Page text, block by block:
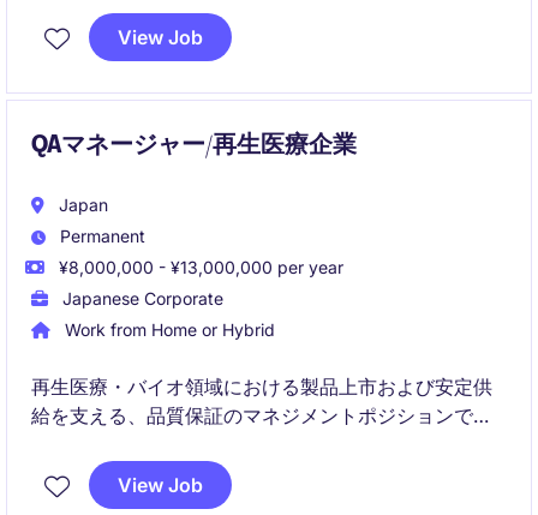
実務支援にとどまらず、課題整理や業務プロセス改善
View Job
QAマネージャー/再生医療企業
Japan
Permanent
¥8,000,000 - ¥13,000,000 per year
Japanese Corporate
Work from Home or Hybrid
再生医療・バイオ領域における製品上市および安定供
給を支える、品質保証のマネジメントポジションで
GQP／QMSの構築・運用から当局対応まで、品質保証
View Job